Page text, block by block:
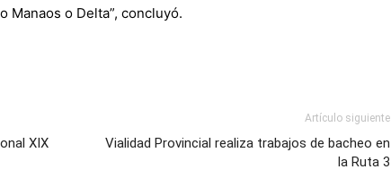
o Delta”, concluyó.
XIX
Artículo siguiente
Vialidad Provincial realiza trabajos de bacheo en
la Ruta 3